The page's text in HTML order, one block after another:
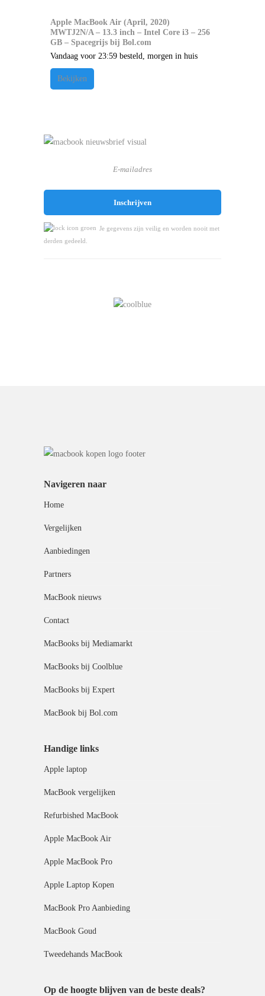
Apple MacBook Air (April, 2020)
MWTJ2N/A – 13.3 inch – Intel Core i3 – 256
GB – Spacegrijs bij Bol.com
Vandaag voor 23:59 besteld, morgen in huis
Bekijken
Je gegevens zijn veilig en worden nooit met
derden gedeeld.
Navigeren naar
Home
Vergelijken
Aanbiedingen
Partners
MacBook nieuws
Contact
MacBooks bij Mediamarkt
MacBooks bij Coolblue
MacBooks bij Expert
MacBook bij Bol.com
Handige links
Apple laptop
MacBook vergelijken
Refurbished MacBook
Apple MacBook Air
Apple MacBook Pro
Apple Laptop Kopen
MacBook Pro Aanbieding
MacBook Goud
Tweedehands MacBook
Op de hoogte blijven van de beste deals?